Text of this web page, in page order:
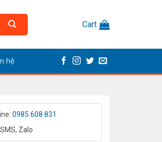
Cart
hệ
0985.608.831
Zalo